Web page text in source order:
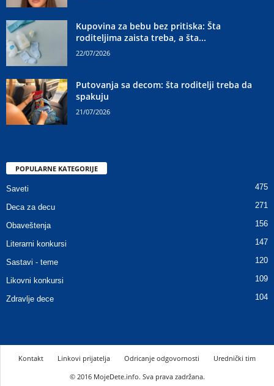
Kupovina za bebu bez pritiska: Šta
roditeljima zaista treba, a šta...
22/07/2026
Putovanja sa decom: šta roditelji treba da
spakuju
21/07/2026
POPULARNE KATEGORIJE
Saveti 475
Deca za decu 271
Obaveštenja 156
Literarni konkursi 147
Sastavi - teme 120
Likovni konkursi 109
Zdravlje dece 104
Kontakt Linkovi prijatelja Odricanje odgovornosti
Urednički tim
© 2016 MojeDete.info. Sva prava zadržana.